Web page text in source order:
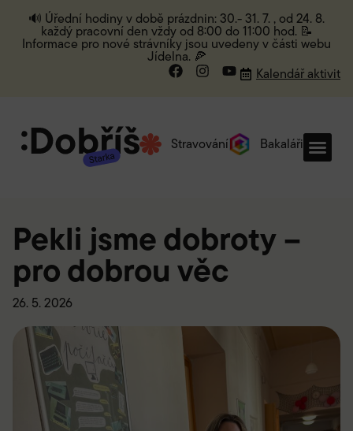
🔊 Úřední hodiny v době prázdnin: 30.- 31. 7. , od 24. 8.
každý pracovní den vždy od 8:00 do 11:00 hod. 📝
Informace pro nové strávníky jsou uvedeny v části webu
Jídelna. 🍕
Kalendář aktivit
Stravování Bakaláři
Pekli jsme dobroty –
pro dobrou věc
26. 5. 2026